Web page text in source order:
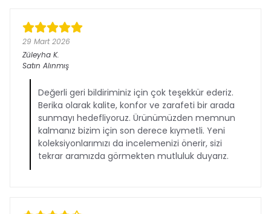
29 Mart 2026
Züleyha K.
Satın Alınmış
Değerli geri bildiriminiz için çok teşekkür ederiz.
Berika olarak kalite, konfor ve zarafeti bir arada
sunmayı hedefliyoruz. Ürünümüzden memnun
kalmanız bizim için son derece kıymetli. Yeni
koleksiyonlarımızı da incelemenizi önerir, sizi
tekrar aramızda görmekten mutluluk duyarız.